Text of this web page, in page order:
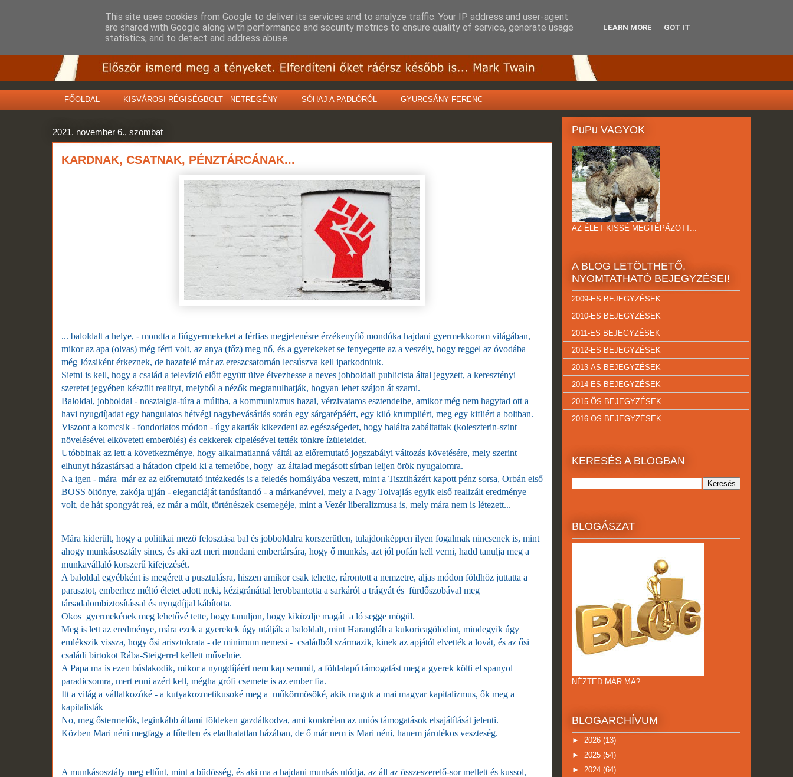
FŐOLDAL KISVÁROSI RÉGISÉGBOLT - NETREGÉNY SÓHAJ A PADLÓRÓL GYURCSÁNY FERENC
2021. november 6., szombat
KARDNAK, CSATNAK, PÉNZTÁRCÁNAK...
... baloldalt a helye, - mondta a fiúgyermekeket a férfias megjelenésre érzékenyítő mondóka hajdani gyermekkorom világában,
mikor az apa (olvas) még férfi volt, az anya (főz) meg nő, és a gyerekeket se fenyegette az a veszély, hogy reggel az óvodába
még Józsiként érkeznek, de hazafelé már az ereszcsatornán lecsúszva kell iparkodniuk.
Sietni is kell, hogy a család a televízió előtt együtt ülve élvezhesse a neves jobboldali publicista által jegyzett, a keresztényi
szeretet jegyében készült realityt, melyből a nézők megtanulhatják, hogyan lehet szájon át szarni.
Baloldal, jobboldal - nosztalgia-túra a múltba, a kommunizmus hazai, vérzivataros esztendeibe, amikor még nem hagytad ott a
havi nyugdíjadat egy hangulatos hétvégi nagybevásárlás során egy sárgarépáért, egy kiló krumpliért, meg egy kifliért a boltban.
Viszont a komcsik - fondorlatos módon - úgy akarták kikezdeni az egészségedet, hogy halálra zabáltattak (koleszterin-szint
növelésével elkövetett emberölés) és cekkerek cipelésével tették tönkre ízületeidet.
Utóbbinak az lett a következménye, hogy alkalmatlanná váltál az előremutató jogszabályi változás követésére, mely szerint
elhunyt házastársad a hátadon cipeld ki a temetőbe, hogy az általad megásott sírban leljen örök nyugalomra.
Na igen - mára már ez az előremutató intézkedés is a feledés homályába veszett, mint a Tisztiházért kapott pénz sorsa, Orbán első
BOSS öltönye, zakója ujján - eleganciáját tanúsítandó - a márkanévvel, mely a Nagy Tolvajlás egyik első realizált eredménye
volt, de hát spongyát reá, ez már a múlt, történészek csemegéje, mint a Vezér liberalizmusa is, mely mára nem is létezett...
Mára kiderült, hogy a politikai mező felosztása bal és jobboldalra korszerűtlen, tulajdonképpen ilyen fogalmak nincsenek is, mint
ahogy munkásosztály sincs, és aki azt meri mondani embertársára, hogy ő munkás, azt jól pofán kell verni, hadd tanulja meg a
munkavállaló korszerű kifejezését.
A baloldal egyébként is megérett a pusztulásra, hiszen amikor csak tehette, rárontott a nemzetre, aljas módon földhöz juttatta a
parasztot, emberhez méltó életet adott neki, kézigránáttal lerobbantotta a sarkáról a trágyát és fürdőszobával meg
társadalombiztosítással és nyugdíjjal kábította.
Okos gyermekének meg lehetővé tette, hogy tanuljon, hogy kiküzdje magát a ló segge mögül.
Meg is lett az eredménye, mára ezek a gyerekek úgy utálják a baloldalt, mint Harangláb a kukoricagölödint, mindegyik úgy
emlékszik vissza, hogy ősi arisztokrata - de minimum nemesi - családból származik, kinek az apjától elvették a lovát, és az ősi
családi birtokot Rába-Steigerrel kellett művelnie.
A Papa ma is ezen búslakodik, mikor a nyugdíjáért nem kap semmit, a földalapú támogatást meg a gyerek költi el spanyol
paradicsomra, mert enni azért kell, mégha grófi csemete is az ember fia.
Itt a világ a vállalkozóké - a kutyakozmetikusoké meg a műkörmösöké, akik maguk a mai magyar kapitalizmus, ők meg a
kapitalisták
No, meg őstermelők, leginkább állami földeken gazdálkodva, ami konkrétan az uniós támogatások elsajátítását jelenti.
Közben Mari néni megfagy a fűtetlen és eladhatatlan házában, de ő már nem is Mari néni, hanem járulékos veszteség.
A munkásosztály meg eltűnt, mint a büdösség, és aki ma a hajdani munkás utódja, az áll az összeszerelő-sor mellett és kussol,
PuPu VAGYOK
AZ ÉLET KISSÉ MEGTÉPÁZOTT...
A BLOG LETÖLTHETŐ,
NYOMTATHATÓ BEJEGYZÉSEI!
2009-ES BEJEGYZÉSEK
2010-ES BEJEGYZÉSEK
2011-ES BEJEGYZÉSEK
2012-ES BEJEGYZÉSEK
2013-AS BEJEGYZÉSEK
2014-ES BEJEGYZÉSEK
2015-ÖS BEJEGYZÉSEK
2016-OS BEJEGYZÉSEK
KERESÉS A BLOGBAN
BLOGÁSZAT
NÉZTED MÁR MA?
BLOGARCHÍVUM
► 2026 (13)
► 2025 (54)
► 2024 (64)
This site uses cookies from Google to deliver its services and to analyze traffic. Your IP address and user-agent
are shared with Google along with performance and security metrics to ensure quality of service, generate usage
statistics, and to detect and address abuse.
LEARN MORE GOT IT